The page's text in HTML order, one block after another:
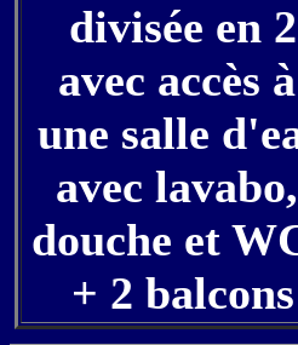
divisée en 2
avec accès à
une salle
avec lavabo,
douche et
+ 2 balcons